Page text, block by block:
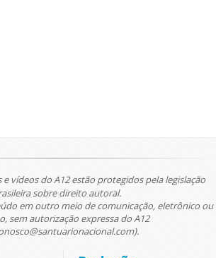
vídeos do A12 estão protegidos pela legislação
sobre direito autoral.
em outro meio de comunicação, eletrônico ou
sem autorização expressa do A12